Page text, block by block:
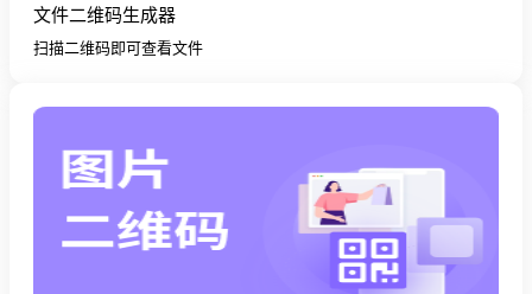
文件二维码生成器
扫描二维码即可查看文件